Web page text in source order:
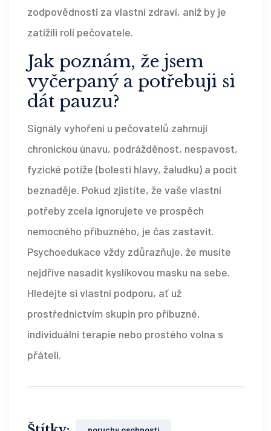
zodpovědnosti za vlastní zdraví, aniž by je
zatížili rolí pečovatele.
Jak poznám, že jsem
vyčerpaný a potřebuji si
dát pauzu?
Signály vyhoření u pečovatelů zahrnují
chronickou únavu, podrážděnost, nespavost,
fyzické potíže (bolesti hlavy, žaludku) a pocit
beznaděje. Pokud zjistíte, že vaše vlastní
potřeby zcela ignorujete ve prospěch
nemocného příbuzného, je čas zastavit.
Psychoedukace vždy zdůrazňuje, že musíte
nejdříve nasadit kyslíkovou masku na sebe.
Hledejte si vlastní podporu, ať už
prostřednictvím skupin pro příbuzné,
individuální terapie nebo prostého volna s
přáteli.